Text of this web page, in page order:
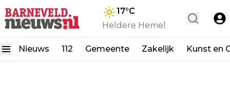
17°C
Heldere Hemel
Nieuws 112 Gemeente Zakelijk Kunst en